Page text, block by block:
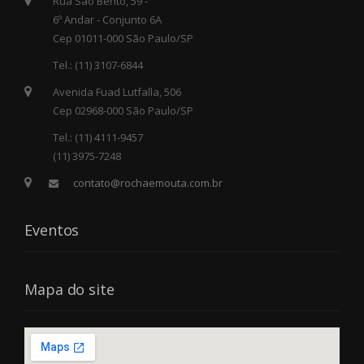
6º Andar - Conjunto 6A
Cep 01011-000 São Paulo/SP
Tel.: (11) 3107-6844
Avenida Fuad Lutfalla, 506
Cep 02968-000 São Paulo/SP
Tel.: (11) 4111-9457
(11) 3975-7248
contato@rochaemouta.com.br
Eventos
Mapa do site